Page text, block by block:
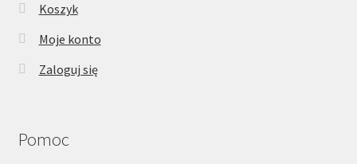
Koszyk
Moje konto
Zaloguj się
Pomoc